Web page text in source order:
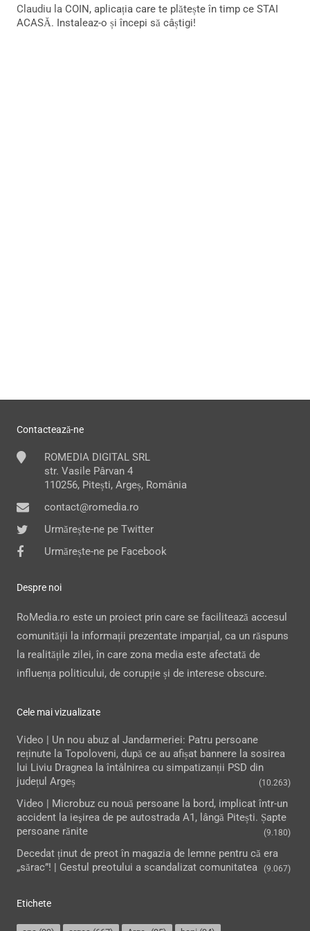
Claudiu la COIN, aplicația care te plătește în timp ce STAI
ACASĂ. Instaleaz-o și începi să câștigi!
Contactează-ne
ROMEDIA DIGITAL SRL
str. Vasile Pârvan 4
110256, Pitești, Argeș, România
contact@romedia.ro
Urmărește-ne pe Twitter
Urmărește-ne pe Facebook
Despre noi
RoMedia.ro este un proiect prin care se facilitează accesul
comunității la informații prezentate imparțial, ca un răspuns
la realitățile zilei, în care zona media este afectată de
influența politicului, de corupție și de interese obscure.
Cele mai vizualizate
Video | Un nou abuz al Jandarmeriei: Patru persoane
reținute la Topoloveni, după ce au afișat bannere la sosirea
lui Liviu Dragnea la întâlnirea cu simpatizanții PSD din
județul Argeș
(10.263)
Video | Microbuz cu nouă persoane la bord, implicat într-un
accident la ieşirea de pe autostrada A1, lângă Pitești. Șapte
persoane rănite
(9.180)
Decedat ținut de preot în magazia de lemne pentru că era
„sărac”! | Gestul preotului a scandalizat comunitatea
(9.067)
Etichete